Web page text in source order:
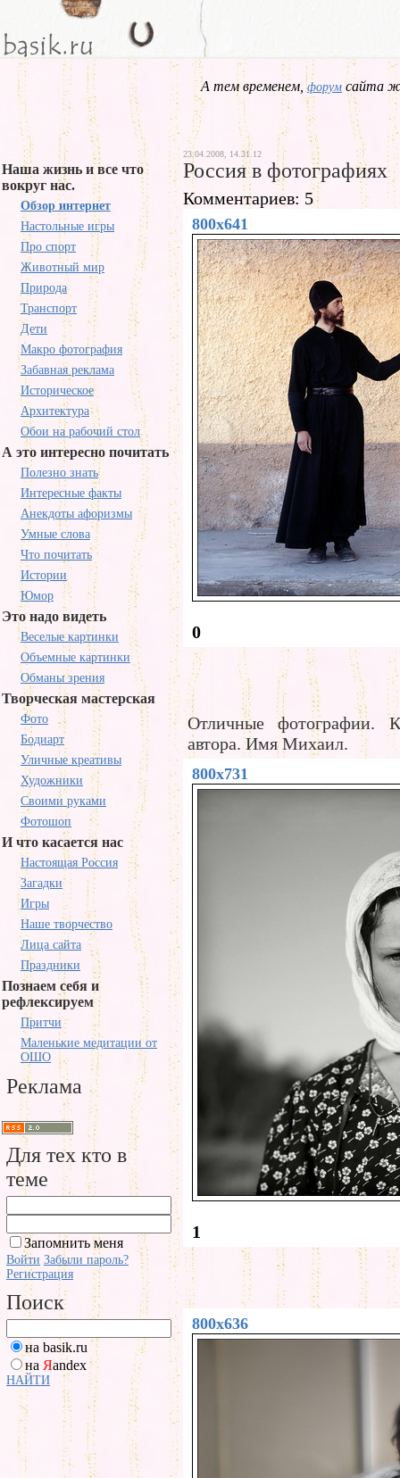
А тем временем,форум сайта
Наша жизнь и все что
вокруг нас.
Обзор интернет
Настольные игры
Про спорт
Животный мир
Природа
Транспорт
Дети
Макро фотография
Забавная реклама
Историческое
Архитектура
Обои на рабочий стол
А это интересно почитать
Полезно знать
Интересные факты
Анекдоты афоризмы
Умные слова
Что почитать
Истории
Юмор
Это надо видеть
Веселые картинки
Объемные картинки
Обманы зрения
Творческая мастерская
Фото
Бодиарт
Уличные креативы
Художники
Своими руками
Фотошоп
И что касается нас
Настоящая Россия
Загадки
Игры
Наше творчество
Лица сайта
Праздники
Познаем себя и
рефлексируем
Притчи
Маленькие медитации от
ОШО
Реклама
Для тех кто в
теме
Запомнить меня
Войти Забыли пароль?
Регистрация
Поиск
на basik.ru
на Яandex
НАЙТИ
23.04.2008, 14.31.12
Россия в фотографиях
Комментариев: 5
800x641
0
Отличные фотографии.
автора. Имя Михаил.
800x731
1
800x636